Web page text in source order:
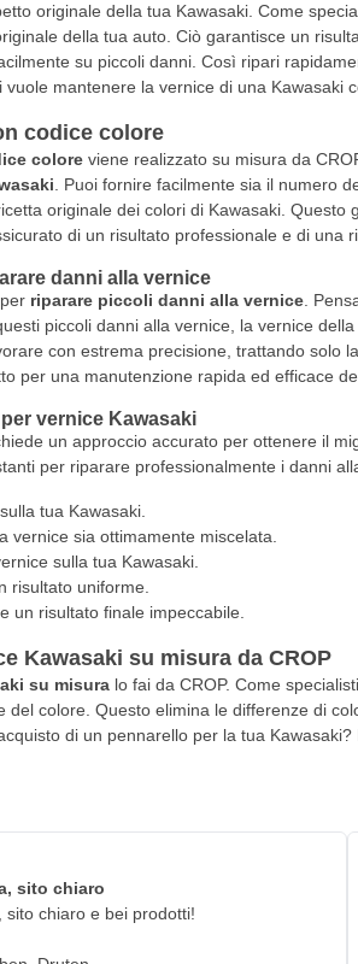
originale della tua Kawasaki. Come
della tua auto. Ciò garantisce un
su piccoli danni. Così ripari
mantenere la vernice di una Kawasaki
codice colore
coloreviene realizzato su misura da
. Puoi fornire facilmente sia il numero
originale dei colori di Kawasaki.
di un risultato professionale e di una
danni alla vernice
riparare piccoli danni alla vernice.
piccoli danni alla vernice, la vernice
con estrema precisione, trattando solo
per una manutenzione rapida ed efficace
vernice Kawasaki
un approccio accurato per ottenere il
per riparare professionalmente i danni
tua Kawasaki.
vernice sia ottimamente miscelata.
sulla tua Kawasaki.
risultato uniforme.
un risultato finale impeccabile.
Kawasaki su misura da CROP
su misuralo fai da CROP. Come
colore. Questo elimina le differenze di
di un pennarello per la tua
sito chiaro
sito chiaro e bei prodotti!